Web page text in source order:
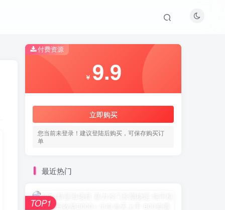
付费资源
￥ 9.9
立即购买
您当前未登录！建议登陆后购买，可保存购买订
单
最近热门
TOP1